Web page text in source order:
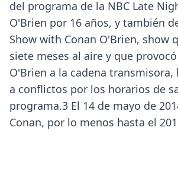
del programa de la NBC Late
O'Brien por 16 años, y también
Show with Conan O'Brien, show
siete meses al aire y que
O'Brien a la cadena transmisora,
a conflictos por los horarios de
programa.3​ El 14 de mayo de
Conan, por lo menos hasta el